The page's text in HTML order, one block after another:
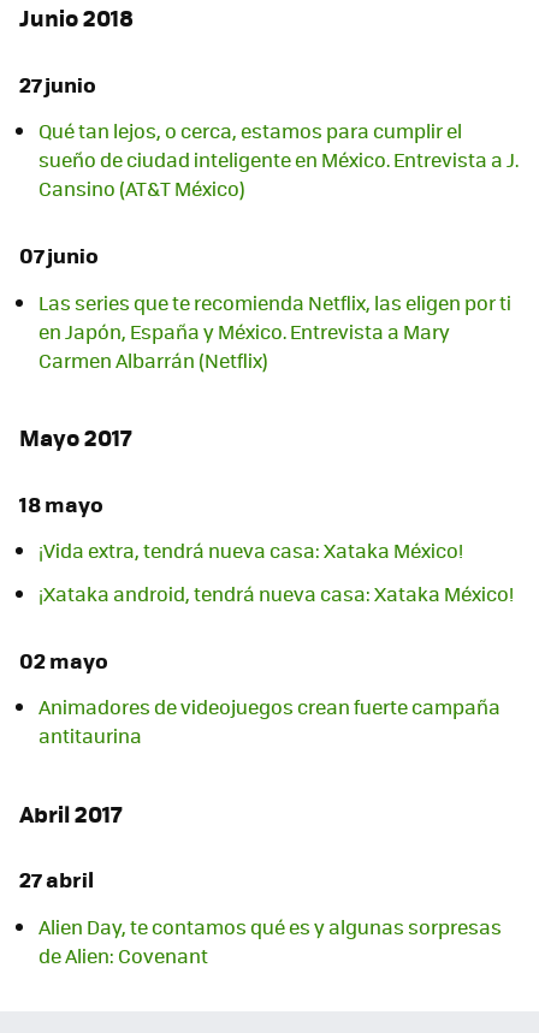
Junio 2018
27 junio
Qué tan lejos, o cerca, estamos para cumplir el
sueño de ciudad inteligente en México. Entrevista a J.
Cansino (AT&T México)
07 junio
Las series que te recomienda Netflix, las eligen por ti
en Japón, España y México. Entrevista a Mary
Carmen Albarrán (Netflix)
Mayo 2017
18 mayo
¡Vida extra, tendrá nueva casa: Xataka México!
¡Xataka android, tendrá nueva casa: Xataka México!
02 mayo
Animadores de videojuegos crean fuerte campaña
antitaurina
Abril 2017
27 abril
Alien Day, te contamos qué es y algunas sorpresas
de Alien: Covenant